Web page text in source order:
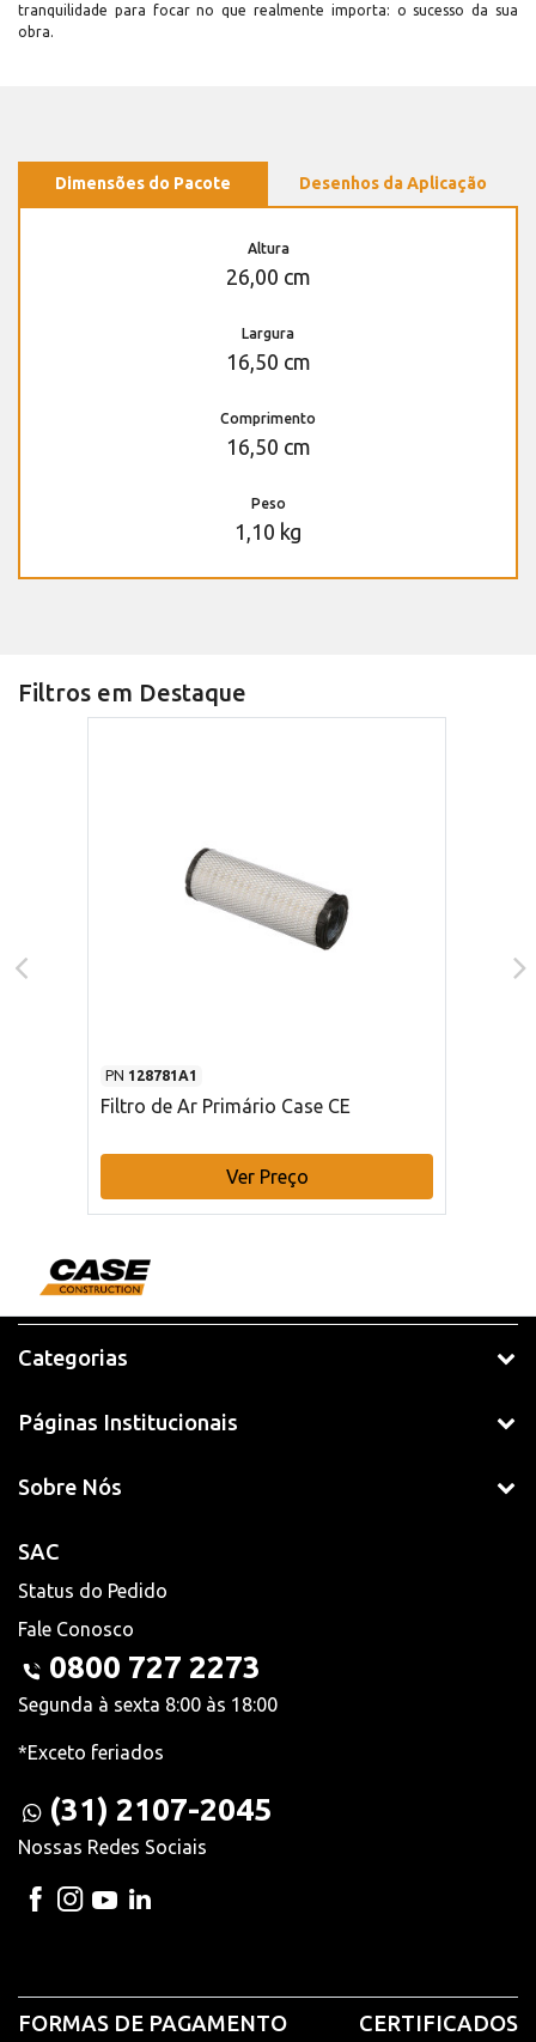
tranquilidade para focar no que realmente importa: o sucesso da sua
obra.
Dimensões do Pacote Desenhos da Aplicação
Altura
26,00 cm
Largura
16,50 cm
Comprimento
16,50 cm
Peso
1,10 kg
Filtros em Destaque
PN 128781A1
Filtro de Ar Primário Case CE
Ver Preço
Categorias
Páginas Institucionais
Sobre Nós
SAC
Status do Pedido
Fale Conosco
0800 727 2273
Segunda à sexta 8:00 às 18:00
*Exceto feriados
(31) 2107-2045
Nossas Redes Sociais
FORMAS DE PAGAMENTO CERTIFICADOS